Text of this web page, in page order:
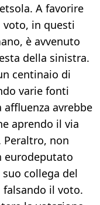
A favorire
voto, in questi
è avvenuto
della sinistra.
centinaio di
varie fonti
avrebbe
aprendo il via
Peraltro, non
eurodeputato
collega del
falsando il voto.